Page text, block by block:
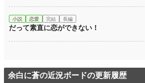
小説 恋愛 完結 長編
だって素直に恋ができない！
余白に蒼の近況ボードの更新履歴